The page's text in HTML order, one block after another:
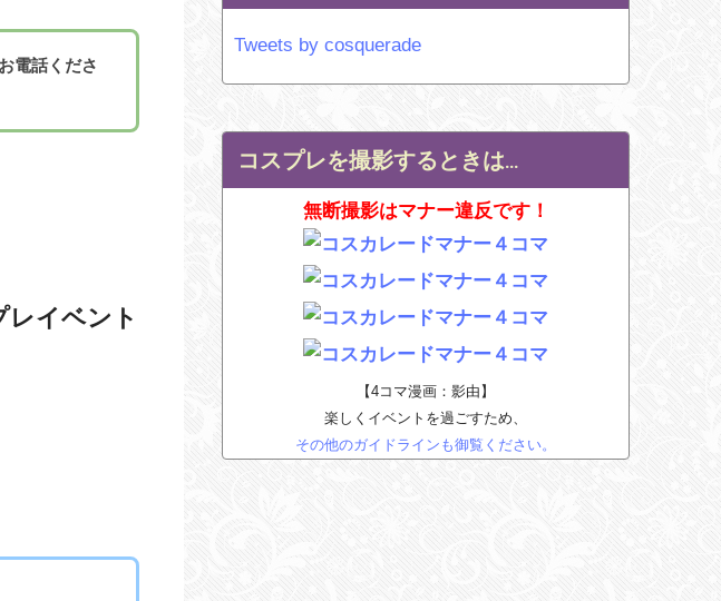
電話くださ
レイベント
Tweets by cosquerade
コスプレを撮影するときは…
無断撮影はマナー違反です！
【4コマ漫画：影由】
楽しくイベントを過ごすため、
その他のガイドラインも御覧ください。